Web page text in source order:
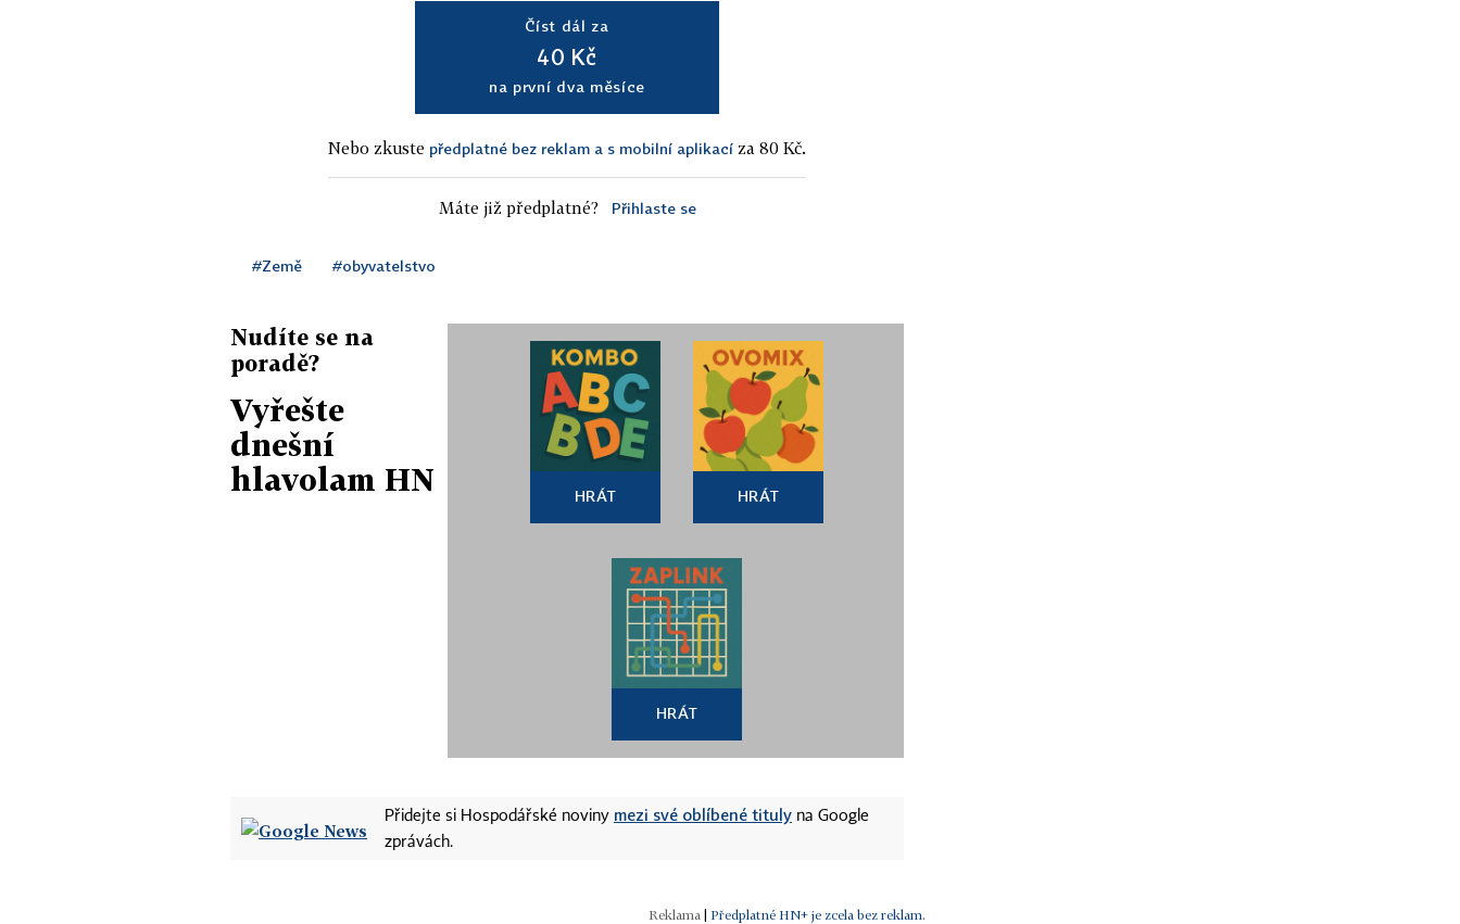
Číst dál za
40 Kč
na první dva měsíce
Nebo zkuste předplatné bez reklam a s mobilní aplikací za 80 Kč.
Máte již předplatné? Přihlaste se
#Země #obyvatelstvo
Nudíte se na
poradě?
Vyřešte
dnešní
hlavolam HN
HRÁT HRÁT
HRÁT
Přidejte si Hospodářské noviny mezi své oblíbené tituly na Google
zprávách.
| Předplatné HN+ je zcela bez reklam.